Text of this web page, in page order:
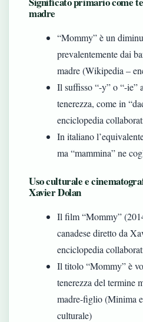
madre
“Mommy” è un
prevalentemente dai
madre (Wikipedia –
Il suffisso “-y” o “-ie”
tenerezza, come in
enciclopedia
In italiano
ma “mammina” ne
Uso culturale e
Xavier Dolan
Il film “Mommy”
canadese diretto da
enciclopedia
Il titolo “Mommy” è
tenerezza del termine
madre-figlio (Minima
culturale)